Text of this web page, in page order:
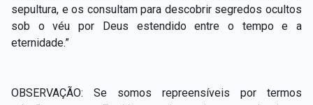
sepultura, e os consultam para descobrir segredos ocultos
sob o véu por Deus estendido entre o tempo e a
eternidade.”
OBSERVAÇÃO: Se somos repreensíveis por termos